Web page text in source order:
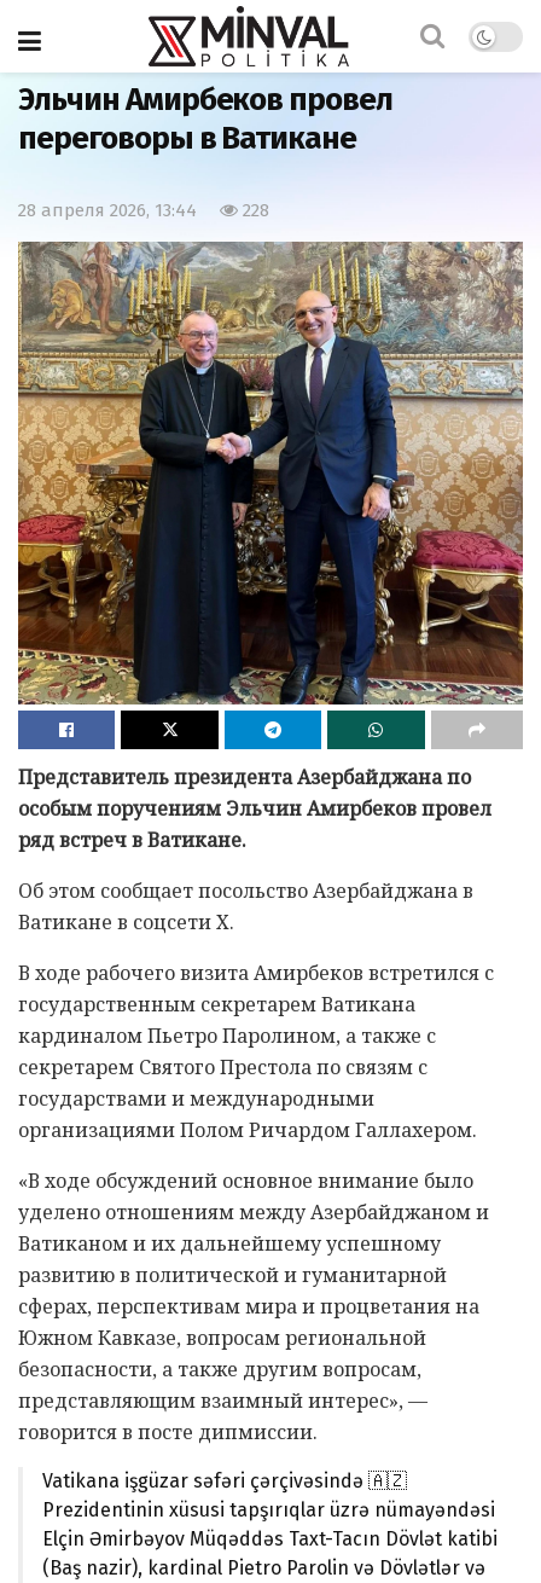
Главная Политика
Эльчин Амирбеков провел
переговоры в Ватикане
28 апреля 2026, 13:44 228
Представитель президента Азербайджана по
особым поручениям Эльчин Амирбеков провел
ряд встреч в Ватикане.
Об этом сообщает посольство Азербайджана в
Ватикане в соцсети Х.
В ходе рабочего визита Амирбеков встретился с
государственным секретарем Ватикана
кардиналом Пьетро Паролином, а также с
секретарем Святого Престола по связям с
государствами и международными
организациями Полом Ричардом Галлахером.
«В ходе обсуждений основное внимание было
уделено отношениям между Азербайджаном и
Ватиканом и их дальнейшему успешному
развитию в политической и гуманитарной
сферах, перспективам мира и процветания на
Южном Кавказе, вопросам региональной
безопасности, а также другим вопросам,
представляющим взаимный интерес», —
говорится в посте дипмиссии.
Vatikana işgüzar səfəri çərçivəsində 🇦🇿
Prezidentinin xüsusi tapşırıqlar üzrə nümayəndəsi
Elçin Əmirbəyov Müqəddəs Taxt-Tacın Dövlət katibi
(Baş nazir), kardinal Pietro Parolin və Dövlətlər və